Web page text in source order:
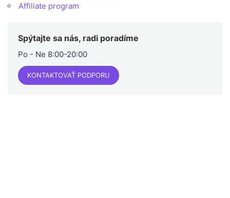
Affiliate program
Spýtajte sa nás, radi poradíme
Po - Ne 8:00-20:00
KONTAKTOVAŤ PODPORU